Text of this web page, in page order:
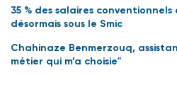
35 % des salaires
désormais sous le Smic
Chahinaze Benmerzouq,
métier qui m’a choisie"